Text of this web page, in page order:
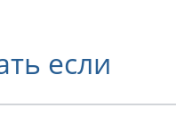
если